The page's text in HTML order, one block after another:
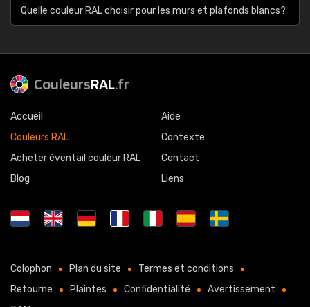
Quelle couleur RAL choisir pour les murs et plafonds blancs?
CouleursRAL.fr
Accueil
Couleurs RAL
Acheter éventail couleur RAL
Blog
Aide
Contexte
Contact
Liens
Colophon Plan du site
Termes et conditions
Retourne
Plaintes Confidentialité
Avertissement